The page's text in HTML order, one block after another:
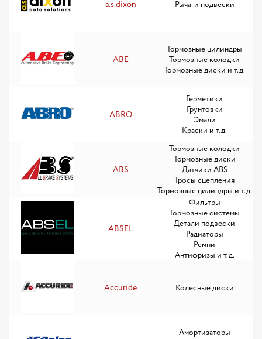
a.s.dixon Рычаги подвески
ABE
Тормозные цилиндры
Тормозные колодки
Тормозные диски и т.д.
ABRO
Герметики
Грунтовки
Эмали
Краски и т.д.
ABS
Тормозные колодки
Тормозные диски
Датчики ABS
Тросы сцепления
Тормозные цилиндры и т.д.
ABSEL
Фильтры
Тормозные системы
Детали подвески
Радиаторы
Ремни
Антифризы и т.д.
Accuride Колесные диски
Амортизаторы